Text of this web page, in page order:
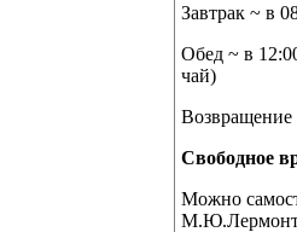
Завтрак ~ в
Обед ~ в
чай)
Возвращение
Свободное
Можно